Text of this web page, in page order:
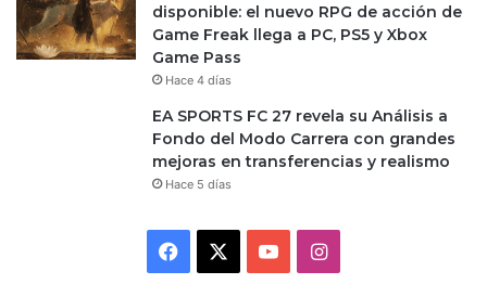
disponible: el nuevo RPG de acción de
Game Freak llega a PC, PS5 y Xbox
Game Pass
Hace 4 días
EA SPORTS FC 27 revela su Análisis a
Fondo del Modo Carrera con grandes
mejoras en transferencias y realismo
Hace 5 días
Facebook YouTubeInstagram